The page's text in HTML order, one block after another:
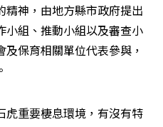
神，由地方縣市政府提出
小組、推動小組以及審查小
保育相關單位代表參與，
虎重要棲息環境，有沒有特